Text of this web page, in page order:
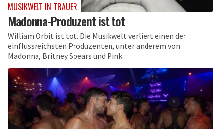
MUSIKWELT IN TRAUER
Madonna-Produzent ist tot
William Orbit ist tot. Die Musikwelt verliert einen der
einflussreichsten Produzenten, unter anderem von
Madonna, Britney Spears und Pink.